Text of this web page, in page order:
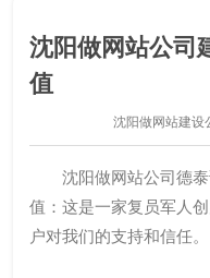
沈阳做网站公司
值
沈阳做网站建设
沈阳做网站公司德
值：这是一家复员军人
户对我们的支持和信任。